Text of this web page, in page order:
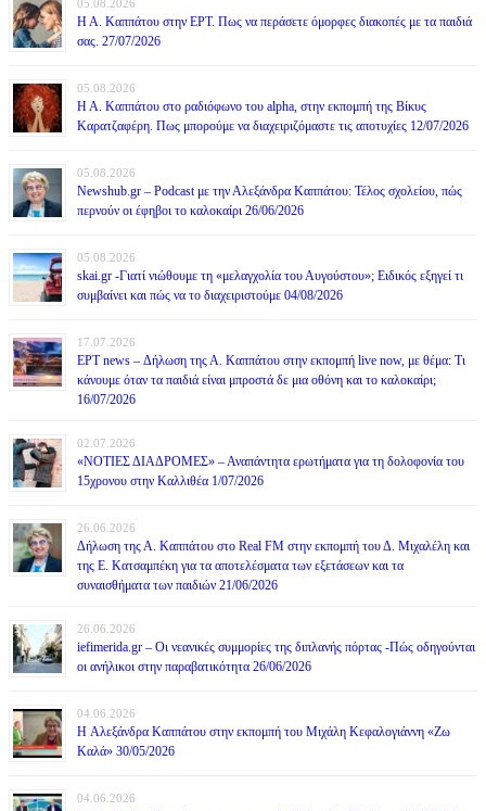
05.08.2026
Η Α. Καππάτου στην ΕΡΤ. Πως να περάσετε όμορφες διακοπές με τα παιδιά
σας. 27/07/2026
05.08.2026
Η Α. Καππάτου στο ραδιόφωνο του alpha, στην εκπομπή της Βίκυς
Καρατζαφέρη. Πως μπορούμε να διαχειριζόμαστε τις αποτυχίες 12/07/2026
05.08.2026
Newshub.gr – Podcast με την Αλεξάνδρα Καππάτου: Τέλος σχολείου, πώς
περνούν οι έφηβοι το καλοκαίρι 26/06/2026
05.08.2026
skai.gr -Γιατί νιώθουμε τη «μελαγχολία του Αυγούστου»; Ειδικός εξηγεί τι
συμβαίνει και πώς να το διαχειριστούμε 04/08/2026
17.07.2026
ΕΡΤ news – Δήλωση της Α. Καππάτου στην εκπομπή live now, με θέμα: Τι
κάνουμε όταν τα παιδιά είναι μπροστά δε μια οθόνη και το καλοκαίρι;
16/07/2026
02.07.2026
«ΝΟΤΙΕΣ ΔΙΑΔΡΟΜΕΣ» – Αναπάντητα ερωτήματα για τη δολοφονία του
15χρονου στην Καλλιθέα 1/07/2026
26.06.2026
Δήλωση της Α. Καππάτου στο Real FM στην εκπομπή του Δ. Μιχαλέλη και
της Ε. Κατσαμπέκη για τα αποτελέσματα των εξετάσεων και τα
συναισθήματα των παιδιών 21/06/2026
26.06.2026
iefimerida.gr – Οι νεανικές συμμορίες της διπλανής πόρτας -Πώς οδηγούνται
οι ανήλικοι στην παραβατικότητα 26/06/2026
04.06.2026
H Αλεξάνδρα Καππάτου στην εκπομπή του Μιχάλη Κεφαλογιάννη «Ζω
Καλά» 30/05/2026
04.06.2026